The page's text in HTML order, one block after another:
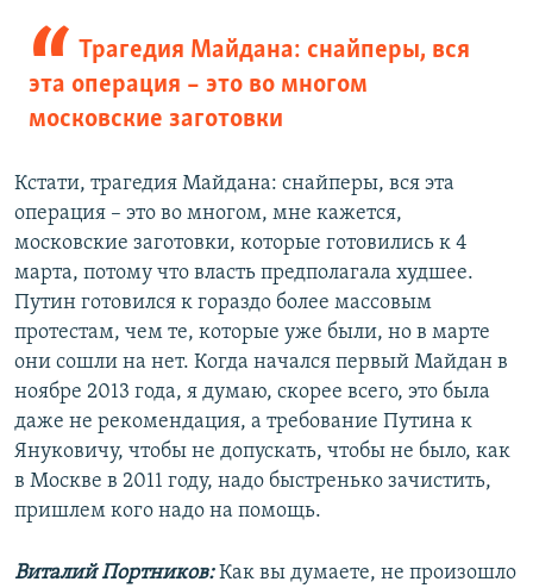
Трагедия Майдана: снайперы, вся
эта операция – это во многом
московские заготовки
Кстати, трагедия Майдана: снайперы, вся эта
операция – это во многом, мне кажется,
московские заготовки, которые готовились к 4
марта, потому что власть предполагала худшее.
Путин готовился к гораздо более массовым
протестам, чем те, которые уже были, но в марте
они сошли на нет. Когда начался первый Майдан в
ноябре 2013 года, я думаю, скорее всего, это была
даже не рекомендация, а требование Путина к
Януковичу, чтобы не допускать, чтобы не было, как
в Москве в 2011 году, надо быстренько зачистить,
пришлем кого надо на помощь.
Виталий Портников:Как вы думаете, не произошло